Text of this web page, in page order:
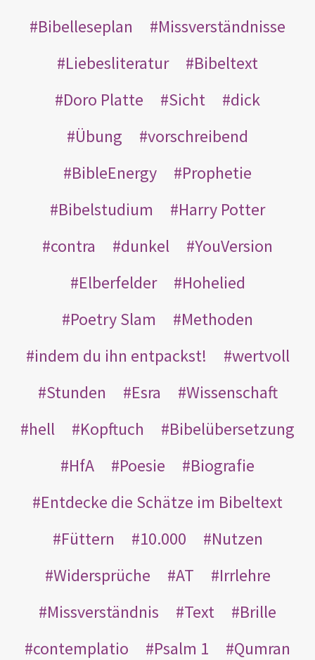
Bibelleseplan
Missverständnisse
Liebesliteratur
Bibeltext
Doro Platte
Sicht
dick
Übung
vorschreibend
BibleEnergy
Prophetie
Bibelstudium
Harry Potter
contra
dunkel
YouVersion
Elberfelder
Hohelied
Poetry Slam
Methoden
indem du ihn entpackst!
wertvoll
Stunden
Esra
Wissenschaft
hell
Kopftuch
Bibelübersetzung
HfA
Poesie
Biografie
Entdecke die Schätze im Bibeltext
Füttern
10.000
Nutzen
Widersprüche
AT
Irrlehre
Missverständnis
Text
Brille
contemplatio
Psalm 1
Qumran